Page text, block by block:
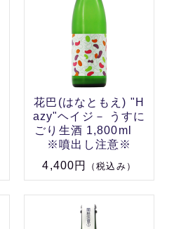
花巴(はなともえ) "H
azy"ヘイジ－ うすに
ごり生酒 1,800ml
※噴出し注意※
4,400円
（税込み）